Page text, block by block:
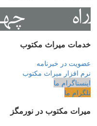
خدمات میراث مکتوب
عضویت در خبرنامه
نرم افزار میراث مکتوب
اینستاگرام ما
تلگرام ما
میرات مکتوب در نورمگز